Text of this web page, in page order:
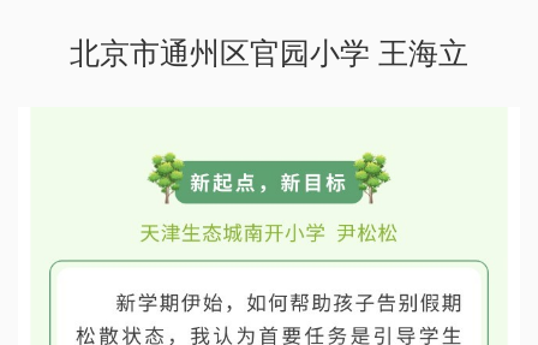
北京市通州区官园小学 王海立